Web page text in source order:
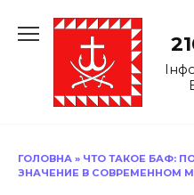
до
ГОЛОВНА » ЧТО ТАКОЕ БАФ:
ЗНАЧЕНИЕ В СОВРЕМЕННОМ